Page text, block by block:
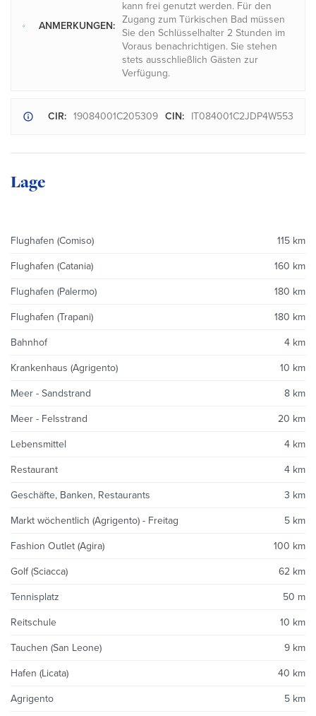
ANMERKUNGEN:
kann frei genutzt werden. Für den
Zugang zum Türkischen Bad müssen
Sie den Schlüsselhalter 2 Stunden im
Voraus benachrichtigen. Sie stehen
stets ausschließlich Gästen zur
Verfügung.
CIR: 19084001C205309 CIN: IT084001C2JDP4W553
Lage
Flughafen (Comiso) 115 km
Flughafen (Catania) 160 km
Flughafen (Palermo) 180 km
Flughafen (Trapani) 180 km
Bahnhof 4 km
Krankenhaus (Agrigento) 10 km
Meer - Sandstrand 8 km
Meer - Felsstrand 20 km
Lebensmittel 4 km
Restaurant 4 km
Geschäfte, Banken, Restaurants 3 km
Markt wöchentlich (Agrigento) - Freitag 5 km
Fashion Outlet (Agira) 100 km
Golf (Sciacca) 62 km
Tennisplatz 50 m
Reitschule 10 km
Tauchen (San Leone) 9 km
Hafen (Licata) 40 km
Agrigento 5 km